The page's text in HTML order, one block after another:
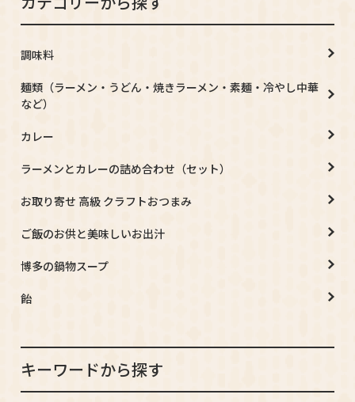
調味料
麺類（ラーメン・うどん・焼きラーメン・素麺・冷やし中華
など）
カレー
ラーメンとカレーの詰め合わせ（セット）
お取り寄せ 高級 クラフトおつまみ
ご飯のお供と美味しいお出汁
博多の鍋物スープ
飴
キーワードから探す